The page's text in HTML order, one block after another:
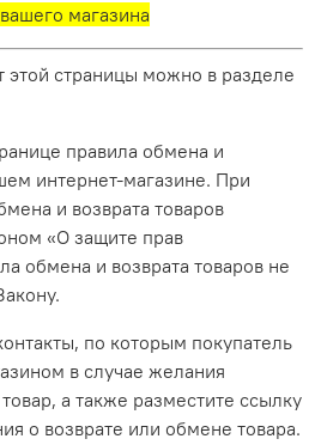
магазина
этой страницы можно в разделе
правила обмена и
интернет-магазине. При
и возврата товаров
«О защите прав
обмена и возврата товаров не
по которым покупатель
в случае желания
а также разместите ссылку
о возврате или обмене товара.